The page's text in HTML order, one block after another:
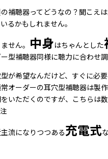
の補聴器ってどうなの？聞こえ
るかもしれません。
せん。 中身はちゃんとした
型補聴器同様に聴力に合わせ調
が希望なんだけど、すぐに必
オーダーの耳穴型補聴器は製
いただくのですが、こちらは
流になりつつある充電式